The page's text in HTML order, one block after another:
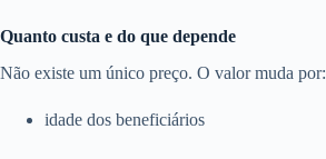
Quanto custa e do que depende
Não existe um único preço. O valor muda por:
idade dos beneficiários